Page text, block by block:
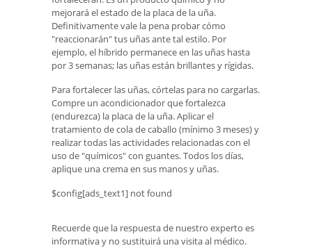
mejorará el estado de la placa de la uña.
Definitivamente vale la pena probar cómo
"reaccionarán" tus uñas ante tal estilo. Por
ejemplo, el híbrido permanece en las uñas hasta
por 3 semanas; las uñas están brillantes y rígidas.
Para fortalecer las uñas, córtelas para no cargarlas.
Compre un acondicionador que fortalezca
(endurezca) la placa de la uña. Aplicar el
tratamiento de cola de caballo (mínimo 3 meses) y
realizar todas las actividades relacionadas con el
uso de "químicos" con guantes. Todos los días,
aplique una crema en sus manos y uñas.
$config[ads_text1] not found
Recuerde que la respuesta de nuestro experto es
informativa y no sustituirá una visita al médico.